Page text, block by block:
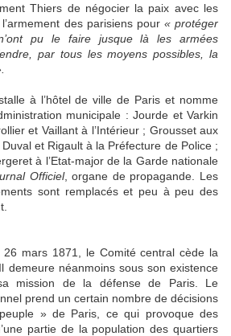
Thiers de négocier la paix avec les
des parisiens pour « protéger
pu le faire jusque là les armées
par tous les moyens possibles, la
à l’hôtel de ville de Paris et nomme
municipale : Jourde et Varkin
et Vaillant à l’Intérieur ; Grousset aux
et Rigault à la Préfecture de Police ;
à l’Etat-major de la Garde nationale
Officiel, organe de propagande. Les
sont remplacés et peu à peu des
mars 1871, le Comité central cède la
demeure néanmoins sous son existence
mission de la défense de Paris. Le
prend un certain nombre de décisions
» de Paris, ce qui provoque des
partie de la population des quartiers